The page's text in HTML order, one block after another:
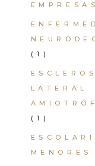
EMPRESAS
(1)
LATERAL
(1)
MENORES